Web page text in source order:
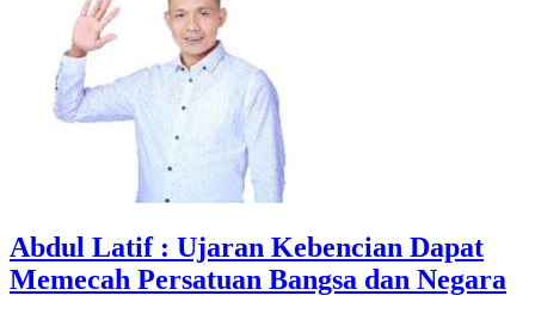
Abdul Latif : Ujaran Kebencian Dapat
Memecah Persatuan Bangsa dan Negara